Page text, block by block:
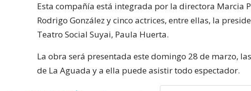
Esta compañía está integrada por la directora Marcia
Rodrigo González y cinco actrices, entre ellas, la
Teatro Social Suyai, Paula Huerta.
La obra será presentada este domingo 28 de marzo,
de La Aguada y a ella puede asistir todo espectador.